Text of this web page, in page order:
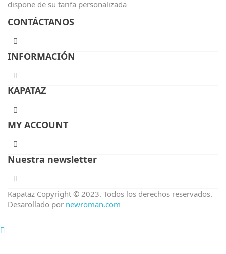
dispone de su tarifa personalizada
CONTÁCTANOS
INFORMACIÓN
KAPATAZ
MY ACCOUNT
Nuestra newsletter
Kapataz Copyright © 2023. Todos los derechos reservados.
Desarollado por newroman.com